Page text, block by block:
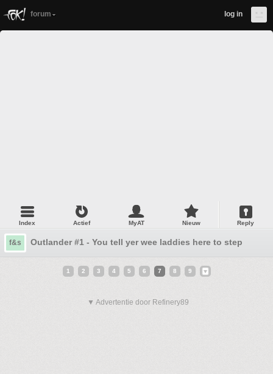
forum log in
Index Actief MyAT Nieuw Reply
f&s Outlander #1 - You tell yer wee laddies here to step aside
1 2 3 4 5 6 7 8 9
▼ Advertentie door Refinery89